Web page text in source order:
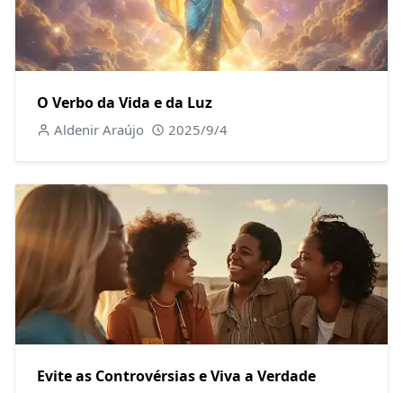
O Verbo da Vida e da Luz
Aldenir Araújo 2025/9/4
Evite as Controvérsias e Viva a Verdade